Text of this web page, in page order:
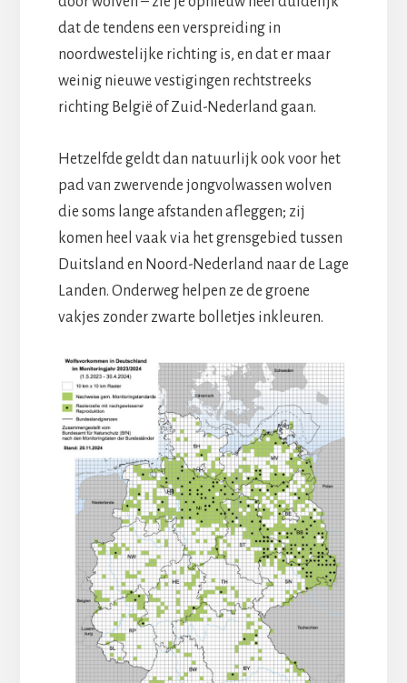
dat de tendens een verspreiding in
noordwestelijke richting is, en dat er maar
weinig nieuwe vestigingen rechtstreeks
richting België of Zuid-Nederland gaan.
Hetzelfde geldt dan natuurlijk ook voor het
pad van zwervende jongvolwassen wolven
die soms lange afstanden afleggen; zij
komen heel vaak via het grensgebied tussen
Duitsland en Noord-Nederland naar de Lage
Landen. Onderweg helpen ze de groene
vakjes zonder zwarte bolletjes inkleuren.